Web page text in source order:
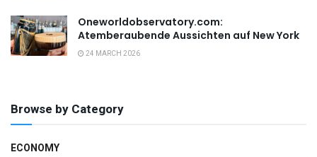
Oneworldobservatory.com:
Atemberaubende Aussichten auf New York
24 MARCH 2026
Browse by Category
ECONOMY